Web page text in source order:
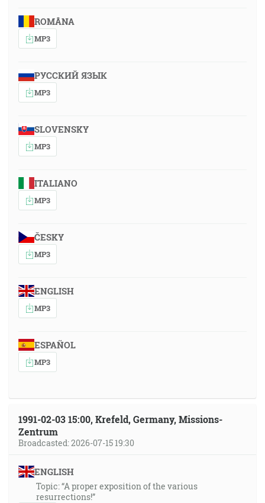
ROMÂNA
MP3
РУССКИЙ ЯЗЫК
MP3
SLOVENSKY
MP3
ITALIANO
MP3
ČESKY
MP3
ENGLISH
MP3
ESPAÑOL
MP3
1991-02-03 15:00, Krefeld, Germany, Missions-
Zentrum
Broadcasted: 2026-07-15 19:30
ENGLISH
Topic: “A proper exposition of the various
resurrections!”